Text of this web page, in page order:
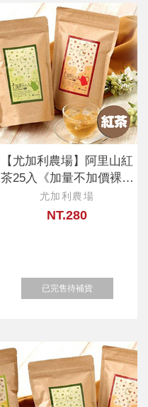
【尤加利農場】阿里山紅
茶25入《加量不加價裸包
分享包》
尤加利農場
NT.280
已完售待補貨